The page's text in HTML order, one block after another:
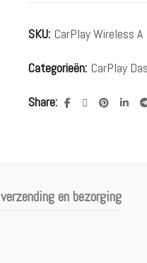
SKU: CarPlay Wireless A
Categorieën: CarPlay
Share
verzending en bezorging